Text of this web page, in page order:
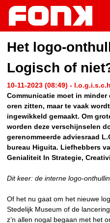
Het logo-
Logisch of
10-11-2023 (08:49) -
Communicatie moet in
oren zitten, maar te vaak
ingewikkeld gemaakt. Om
worden deze verschijnselen
gerenommeerde adviesraad
bureau Higuita. Liefhebbers
Genialiteit In Strategie,
Dit keer: de interne logo-
Of het nu gaat om het nieuwe
Stedelijk Museum of de
z’n allen nogal begaan met het